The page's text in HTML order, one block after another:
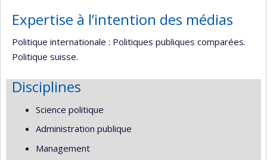
Expertise à l’intention des médias
Politique internationale : Politiques publiques comparées.
Politique suisse.
Disciplines
Science politique
Administration publique
Management